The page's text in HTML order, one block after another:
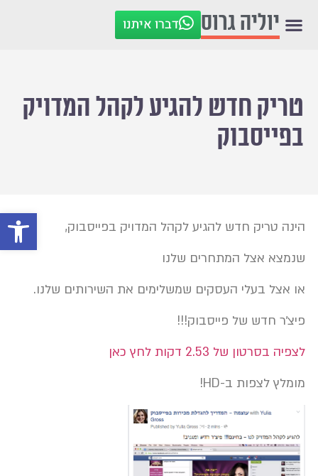
פתח
יוליה גרוס דברו איתנו
טריק חדש להגיע לקהל המדויק
בפייסבוק
הינה טריק חדש להגיע לקהל המדויק בפייסבוק,
שנמצא אצל המתחרים שלנו
או אצל בעלי העסקים שמשלימים את השירותים שלנו.
פיצ׳ר חדש של פייסבוק!!!
לצפיה בסרטון של 2.53 דקות לחץ כאן
מומלץ לצפות ב-HD!